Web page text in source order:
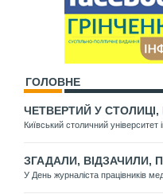
ГОЛОВНЕ
ЧЕТВЕРТИЙ У СТОЛИЦІ,
Київський столичний університет
ЗГАДАЛИ, ВІДЗАЧИЛИ,
У День журналіста працівників